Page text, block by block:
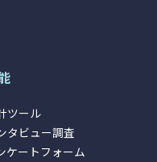
ツール
タビュー調査
ケートフォーム